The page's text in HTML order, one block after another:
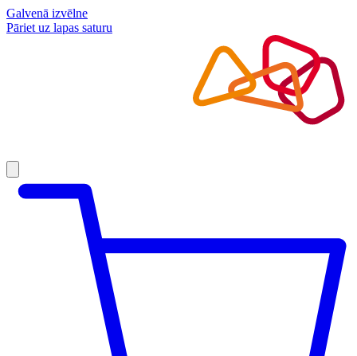
Galvenā izvēlne
Pāriet uz lapas saturu